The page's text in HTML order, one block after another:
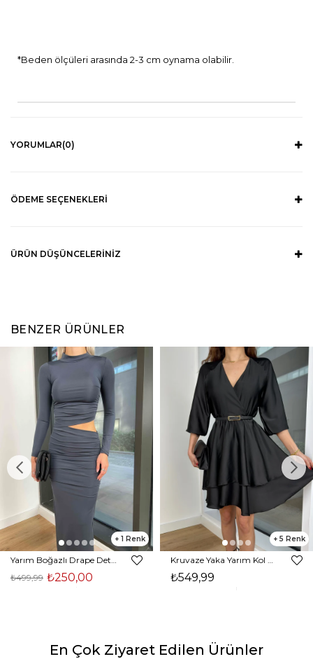
*Beden ölçüleri arasında 2-3 cm oynama olabilir.
YORUMLAR(0)
ÖDEME SEÇENEKLERI
ÜRÜN DÜŞÜNCELERINIZ
BENZER ÜRÜNLER
1
₺250,00
₺499,99
5
₺549,99
En Çok Ziyaret Edilen Ürünler